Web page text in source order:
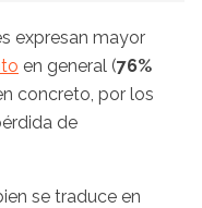
expresan mayor
en general (76%
concreto, por los
de
se traduce en